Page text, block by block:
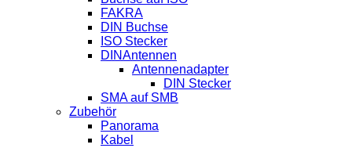
FAKRA
DIN Buchse
ISO Stecker
DINAntennen
Antennenadapter
DIN Stecker
SMA auf SMB
Zubehör
Panorama
Kabel